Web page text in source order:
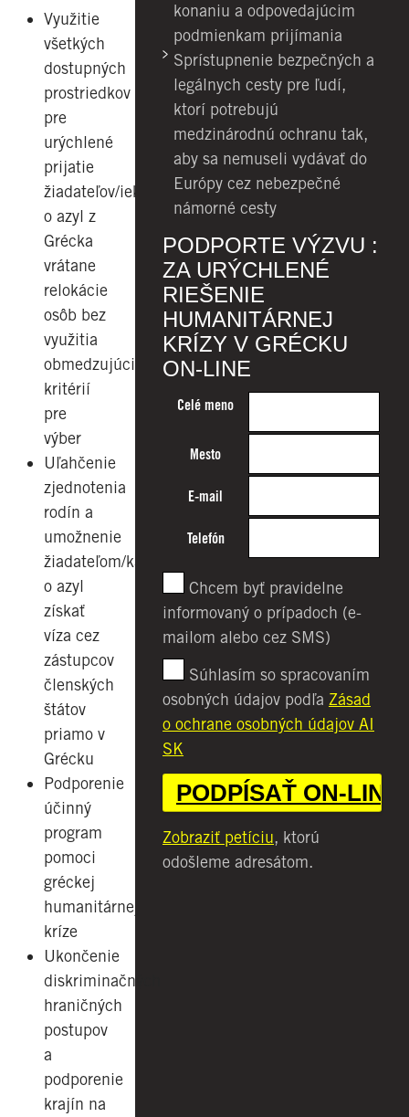
Využitie
všetkých
dostupných
prostriedkov
pre
urýchlené
prijatie
žiadateľov/iek
o azyl z
Grécka
vrátane
relokácie
osôb bez
využitia
obmedzujúcich
kritérií
pre
výber
Uľahčenie
zjednotenia
rodín a
umožnenie
žiadateľom/kám
o azyl
získať
víza cez
zástupcov
členských
štátov
priamo v
Grécku
Podporenie
účinný
program
pomoci
gréckej
humanitárnej
kríze
Ukončenie
diskriminačných
hraničných
postupov
a
podporenie
krajín na
konaniu a odpovedajúcim
podmienkam prijímania
Sprístupnenie bezpečných a
legálnych cesty pre ľudí,
ktorí potrebujú
medzinárodnú ochranu tak,
aby sa nemuseli vydávať do
Európy cez nebezpečné
námorné cesty
PODPORTE VÝZVU :
ZA URÝCHLENÉ
RIEŠENIE
HUMANITÁRNEJ
KRÍZY V GRÉCKU
ON-LINE
Celé meno
Mesto
E-mail
Telefón
Chcem byť pravidelne
informovaný o prípadoch (e-
mailom alebo cez SMS)
Súhlasím so spracovaním
osobných údajov podľa Zásad
o ochrane osobných údajov AI
SK
Zobraziť petíciu, ktorú
odošleme adresátom.